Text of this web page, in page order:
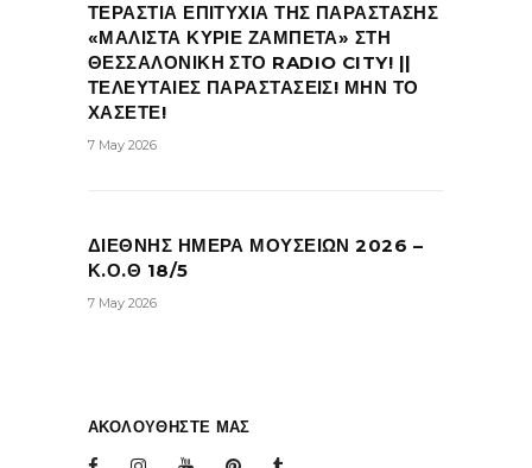
ΤΕΡΑΣΤΙΑ ΕΠΙΤΥΧΙΑ ΤΗΣ ΠΑΡΑΣΤΑΣΗΣ
«ΜΑΛΙΣΤΑ ΚΥΡΙΕ ΖΑΜΠΕΤΑ» ΣΤΗ
ΘΕΣΣΑΛΟΝΙΚΗ ΣΤΟ RADIO CITY! ||
ΤΕΛΕΥΤΑΙΕΣ ΠΑΡΑΣΤΑΣΕΙΣ! ΜΗΝ ΤΟ
ΧΑΣΕΤΕ!
7 May 2026
ΔΙΕΘΝΗΣ ΗΜΕΡΑ ΜΟΥΣΕΙΩΝ 2026 –
Κ.Ο.Θ 18/5
7 May 2026
ΑΚΟΛΟΥΘΗΣΤΕ ΜΑΣ